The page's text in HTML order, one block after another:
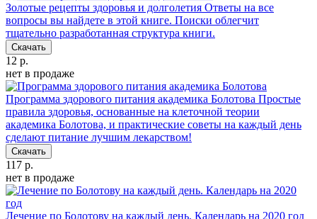
Золотые рецепты здоровья и долголетия Ответы на все
вопросы вы найдете в этой книге. Поиски облегчит
тщательно разработанная структура книги.
Скачать
12 р.
нет в продаже
Программа здорового питания академика Болотова Простые
правила здоровья, основанные на клеточной теории
академика Болотова, и практические советы на каждый день
сделают питание лучшим лекарством!
Скачать
117 р.
нет в продаже
Лечение по Болотову на каждый день. Календарь на 2020 год